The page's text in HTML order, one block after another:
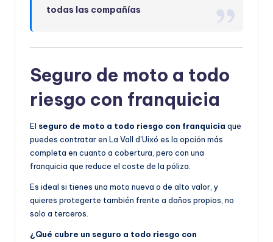
todas las compañías
Seguro de moto a todo
riesgo con franquicia
El seguro de moto a todo riesgo con franquicia que
puedes contratar en La Vall d’Uixó es la opción más
completa en cuanto a cobertura, pero con una
franquicia que reduce el coste de la póliza.
Es ideal si tienes una moto nueva o de alto valor, y
quieres protegerte también frente a daños propios, no
solo a terceros.
¿Qué cubre un seguro a todo riesgo con